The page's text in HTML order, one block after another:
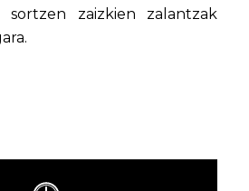
zaizkien zalantzak